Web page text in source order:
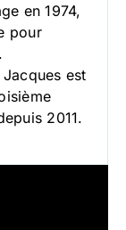
en 1974,
pour
Jacques est
2011.